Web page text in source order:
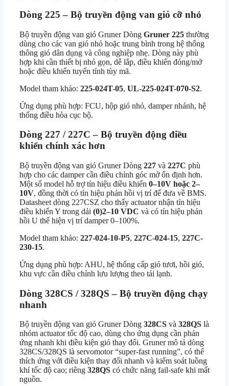
Dòng 225 – Bộ truyền động van gió cỡ nhỏ
Bộ truyền động van gió Gruner Dòng Gruner 225 thường
dùng cho các van gió nhỏ hoặc trung bình trong hệ thống
thông gió dân dụng và công nghiệp nhẹ. Dòng này phù
hợp khi cần thiết bị nhỏ gọn, dễ lắp, điều khiển đóng/mở
hoặc điều khiển tuyến tính tùy mã.
Model tham khảo: 225-024T-05, UL-225-024T-070-S2.
Ứng dụng phù hợp: FCU, hộp gió nhỏ, damper nhánh, hệ
thống điều hòa cục bộ.
Dòng 227 / 227C – Bộ truyền động điều
khiển chính xác hơn
Bộ truyền động van gió Gruner Dòng 227 và 227C phù
hợp cho các damper cần điều chỉnh góc mở ổn định hơn.
Một số model hỗ trợ tín hiệu điều khiển 0–10V hoặc 2–
10V, đồng thời có tín hiệu phản hồi vị trí để đưa về BMS.
Datasheet dòng 227CSZ cho thấy actuator nhận tín hiệu
điều khiển Y trong dải (0)2–10 VDC và có tín hiệu phản
hồi U thể hiện vị trí damper 0–100%.
Model tham khảo: 227-024-10-P5, 227C-024-15, 227C-
230-15.
Ứng dụng phù hợp: AHU, hệ thống cấp gió tươi, hồi gió,
khu vực cần điều chỉnh lưu lượng theo tải lạnh.
Dòng 328CS / 328QS – Bộ truyền động chạy
nhanh
Bộ truyền động van gió Gruner Dòng 328CS và 328QS là
nhóm actuator tốc độ cao, dùng cho ứng dụng cần phản
ứng nhanh khi điều kiện gió thay đổi. Gruner mô tả dòng
328CS/328QS là servomotor “super-fast running”, có thể
thích ứng với điều kiện thay đổi nhanh và kiểm soát luồng
khí tốc độ cao; riêng 328QS có chức năng fail-safe khi mất
nguồn.